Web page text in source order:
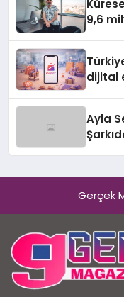
9,6
dijital
Ayla
Gerçek